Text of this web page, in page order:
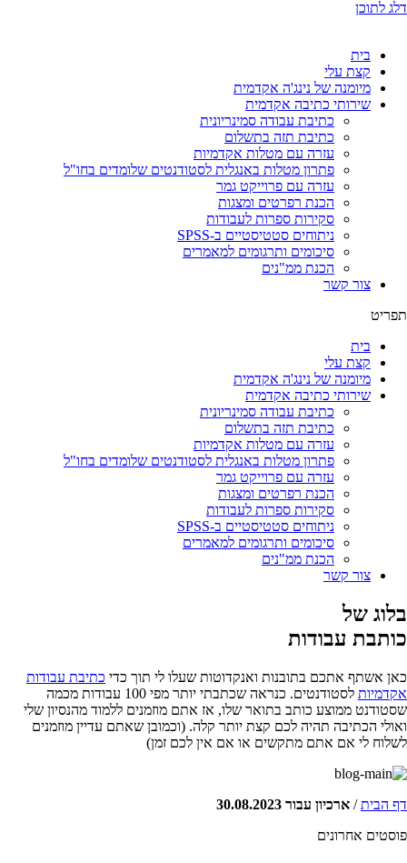
דלג לתוכן
בית
קצת עלי
מיומנה של נינג'ה אקדמית
שירותי כתיבה אקדמית
כתיבת עבודה סמינריונית
כתיבת תזה בתשלום
עזרה עם מטלות אקדמיות
פתרון מטלות באנגלית לסטודנטים שלומדים בחו"ל
עזרה עם פרוייקט גמר
הכנת רפרטים ומצגות
סקירות ספרות לעבודות
ניתוחים סטטיסטיים ב-SPSS
סיכומים ותרגומים למאמרים
הכנת ממ"נים
צור קשר
תפריט
בית
קצת עלי
מיומנה של נינג'ה אקדמית
שירותי כתיבה אקדמית
כתיבת עבודה סמינריונית
כתיבת תזה בתשלום
עזרה עם מטלות אקדמיות
פתרון מטלות באנגלית לסטודנטים שלומדים בחו"ל
עזרה עם פרוייקט גמר
הכנת רפרטים ומצגות
סקירות ספרות לעבודות
ניתוחים סטטיסטיים ב-SPSS
סיכומים ותרגומים למאמרים
הכנת ממ"נים
צור קשר
בלוג של
כותבת עבודות
כאן אשתף אתכם בתובנות ואנקדוטות שעלו לי תוך כדי כתיבת עבודות
אקדמיות
לסטודנטים. כנראה שכתבתי יותר מפי 100 עבודות מכמה
שסטודנט ממוצע כותב בתואר שלו, אז אתם מוזמנים ללמוד מהנסיון שלי
ואולי הכתיבה תהיה לכם קצת יותר קלה. (וכמובן שאתם עדיין מוזמנים
לשלוח לי אם אתם מתקשים או אם אין לכם זמן)
דף הבית/ ארכיון עבור 30.08.2023
פוסטים אחרונים